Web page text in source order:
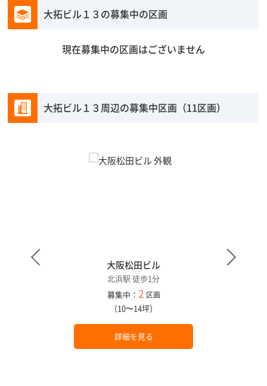
大拓ビル１３の募集中の区画
現在募集中の区画はございません
大拓ビル１３周辺の募集中区画（11区画）
大阪松田ビル
北浜駅 徒歩1分
募集中： 2 区画
（10〜14坪）
詳細を見る